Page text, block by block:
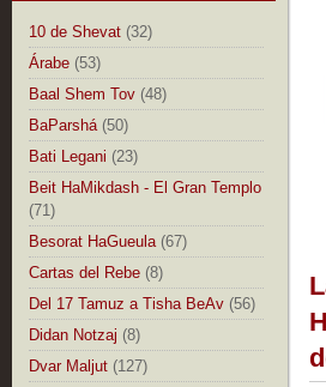
10 de Shevat (32)
Árabe (53)
Baal Shem Tov (48)
BaParshá (50)
Bati Legani (23)
Beit HaMikdash - El Gran Templo
(71)
Besorat HaGueula (67)
Cartas del Rebe (8)
Del 17 Tamuz a Tisha BeAv (56)
Didan Notzaj (8)
Dvar Maljut (127)